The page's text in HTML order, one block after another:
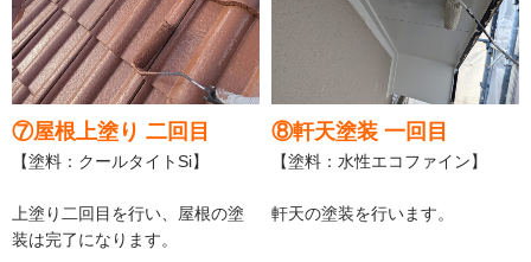
⑦屋根上塗り 二回目
【塗料：クールタイトSi】
上塗り二回目を行い、屋根の塗
装は完了になります。
⑧軒天塗装 一回目
【塗料：水性エコファイン】
軒天の塗装を行います。